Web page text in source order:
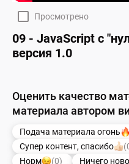
Просмотрено
09 - JavaScript c
версия 1.0
Оценить качество
материала автором
Подача материала огонь
Супер контент, спасибо
Норм
(0) Ничего